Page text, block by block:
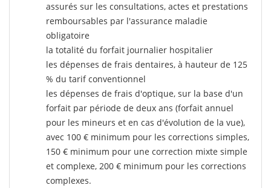
assurés sur les consultations, actes et prestations
remboursables par l'assurance maladie
obligatoire
la totalité du forfait journalier hospitalier
les dépenses de frais dentaires, à hauteur de 125
% du tarif conventionnel
les dépenses de frais d'optique, sur la base d'un
forfait par période de deux ans (forfait annuel
pour les mineurs et en cas d'évolution de la vue),
avec 100 € minimum pour les corrections simples,
150 € minimum pour une correction mixte simple
et complexe, 200 € minimum pour les corrections
complexes.